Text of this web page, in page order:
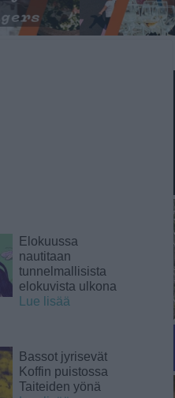
Elokuussa
nautitaan
tunnelmallisista
elokuvista ulkona
Lue lisää
Bassot jyrisevät
Koffin puistossa
Taiteiden yönä